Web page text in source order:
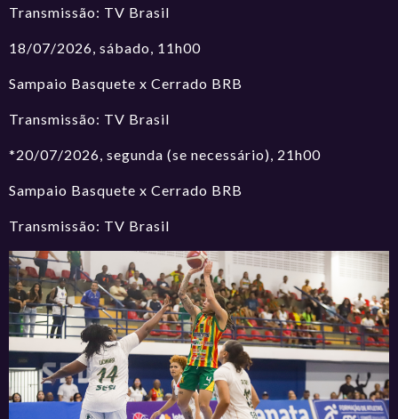
Transmissão: TV Brasil
18/07/2026, sábado, 11h00
Sampaio Basquete x Cerrado BRB
Transmissão: TV Brasil
*20/07/2026, segunda (se necessário), 21h00
Sampaio Basquete x Cerrado BRB
Transmissão: TV Brasil